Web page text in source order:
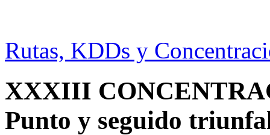
Rutas, KDDs y
XXXIII
Punto y seguido